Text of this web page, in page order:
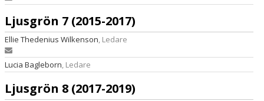
Ljusgrön 7 (2015-2017)
Ellie Thedenius Wilkenson, Ledare
Lucia Bagleborn, Ledare
Ljusgrön 8 (2017-2019)